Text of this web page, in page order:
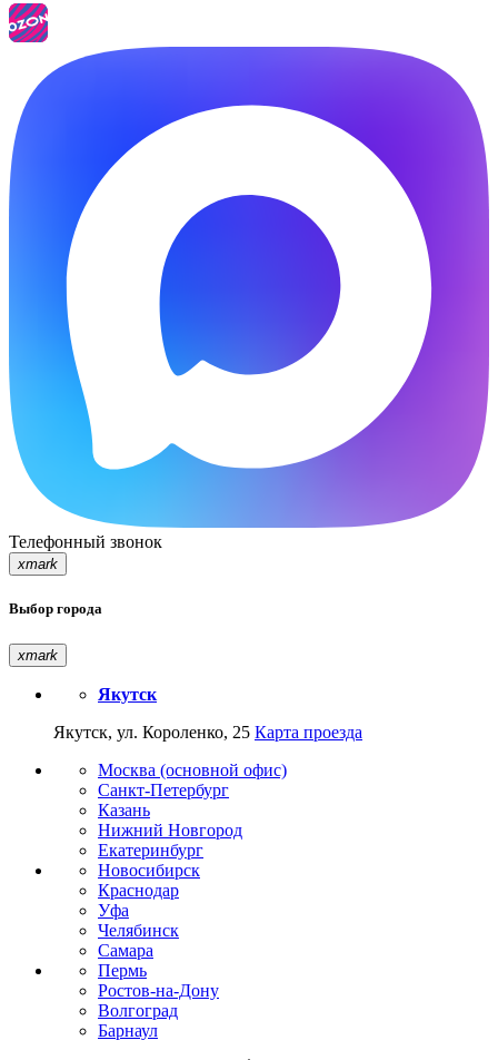
Телефонный звонок
xmark
Выбор города
xmark
Якутск
Якутск, ул. Короленко, 25 Карта проезда
Москва (основной офис)
Санкт-Петербург
Казань
Нижний Новгород
Екатеринбург
Новосибирск
Краснодар
Уфа
Челябинск
Самара
Пермь
Ростов-на-Дону
Волгоград
Барнаул